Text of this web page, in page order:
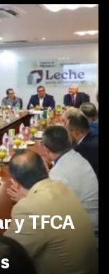
y TFCA